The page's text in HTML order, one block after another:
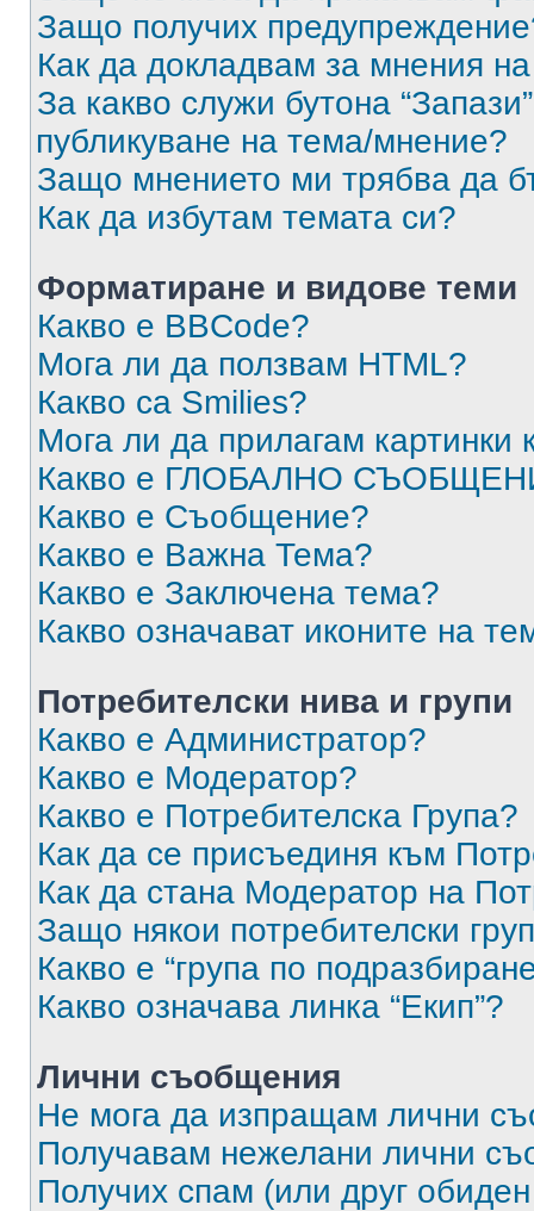
Защо получих
Как да докладвам за мнения
За какво служи бутона
публикуване на тема/мнение?
Защо мнението ми трябва да
Как да избутам темата си?
Форматиране и видове теми
Какво е BBCode?
Мога ли да ползвам HTML?
Какво са Smilies?
Мога ли да прилагам
Какво е ГЛОБАЛНО
Какво е Съобщение?
Какво е Важна Тема?
Какво е Заключена тема?
Какво означават иконите на
Потребителски нива и групи
Какво е Администратор?
Какво е Модератор?
Какво е Потребителска Група?
Как да се присъединя към
Как да стана Модератор на
Защо някои потребителски
Какво е “група по
Какво означава линка “Екип”?
Лични съобщения
Не мога да изпращам лични
Получавам нежелани лични
Получих спам (или друг